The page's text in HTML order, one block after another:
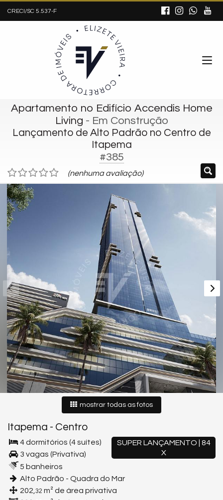
CRECI/SC 5.537-F
Apartamento no Edifício Accendis Home
Living - Em Construção
Lançamento de Alto Padrão no Centro de
Itapema
#385
(nenhuma avaliação)
mostrar todas as fotos
Itapema - Centro
SUPER LANÇAMENTO | 84
X
4 dormitórios (4 suítes)
3 vagas (Privativa)
5 banheiros
Alto Padrão - Quadra do Mar
202, 32 m² de área privativa